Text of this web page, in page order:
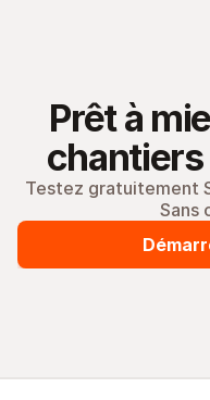
Prêt à
chantiers
Testez gratuitement
Sans